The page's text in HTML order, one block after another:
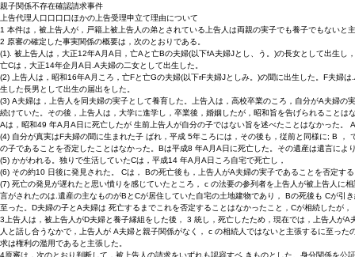
親子関係不存在確認請求事件
上告代理人口口口口ほかの上告受理申立て理由について
1 本件は，被上告人が，戸籍上被上告人の弟とされている上告人は両親の実子でも養子でもない
2 原審の確定した事実関係の概要は，次のとおりである。
(1). 被上告人は，大正12年A月A日，亡Aと亡Bの夫婦(以下fA夫婦Jとし、う。)の長女として出生
亡Cは，大正14年企月A日.A夫婦の二女として出生した。
(2) 上告人は，昭和16年A月ころ，亡Fと亡Gの夫婦(以下rF夫婦Jとしみ。)の聞に出生した。F夫婦
生した長男として出生の届出をした。
(3) A夫婦は，上告人を同夫婦の実子として養育した。上告入は，高校卒業のころ，自分がA夫婦
続けていた。その後，上告人は，大学に進学し，卒業後，婚姻したが，昭和旨を告げられること
Aは，昭和49 年A月A日に死亡したが 生前上告人が自分の子ではない旨を述べたことはなかった
(4) 自分が真実はF夫婦の聞に生まれた子 ばれ，平成 5年ころには，その後も，従前と同様に; B
の子であることを否定したことはなかった。Bは平成8 年A月A日に死亡した。その遺産は遺言によ
(5) かがわれる。独りで生活していたCは，平成14 年A月A日ころ自宅で死亡し，
(6) その約10 日後に発見された。 Cは， Bの死亡後も，上告人がA夫婦の実子であることを否定す
(7) 死亡の発見が遅れたと思い憤りを感じていたところ， c の法要の参列者を上告人が被上告人
言がされたのは.遺産の主なものがBとCが居住していた自宅の土地建物であり， Bの死後も Cが
至った。D夫婦の子とA夫婦は 死亡するまでこれを否定することはなかったこと，Cが相続したが，
3上告人は，被上告人がD夫婦と養子縁組をした後， 3 統し，死亡したため，現在では，上告人が
人と話し合うなかで，上告人が A夫婦と親子関係がなく， c の相続人ではないと主張するに至っ
求は権利の濫用であると主張した。
4原審は，次のとおり判断して，被上告人の請求をいずれも認容すベ きものとした。身分関係を